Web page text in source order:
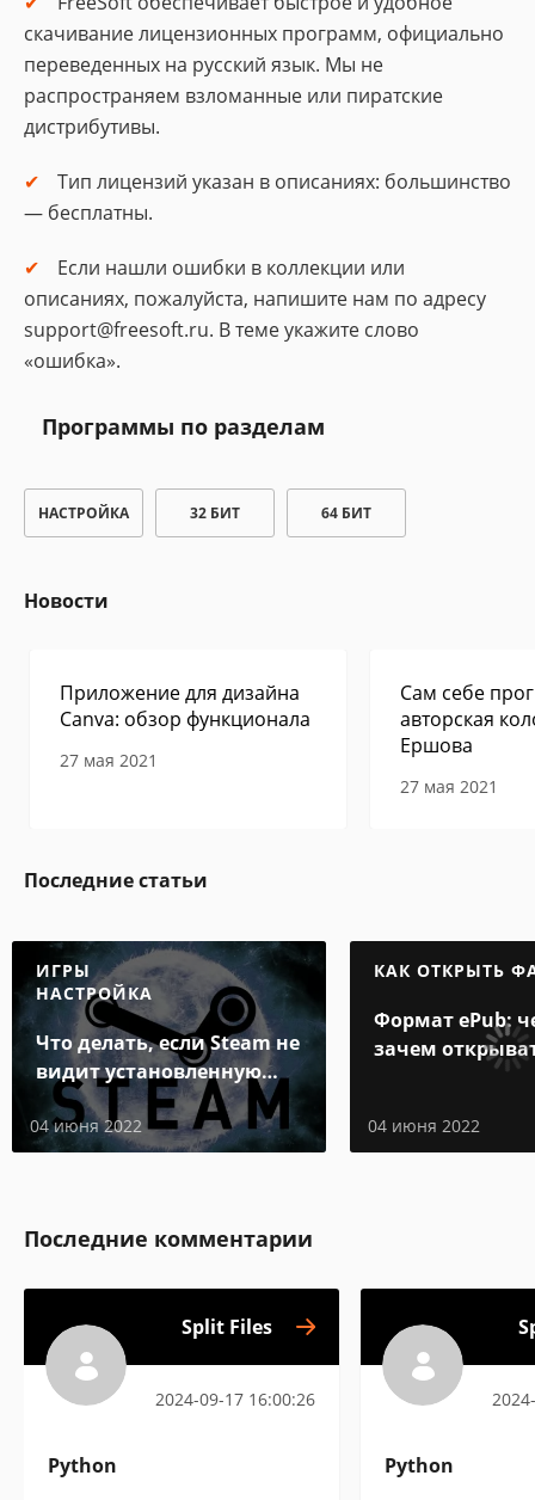
скачивание лицензионных программ, официально
переведенных на русский язык. Мы не
распространяем взломанные или пиратские
дистрибутивы.
Тип лицензий указан в описаниях: большинство
— бесплатны.
Если нашли ошибки в коллекции или
описаниях, пожалуйста, напишите нам по адресу
support@freesoft.ru. В теме укажите слово
«ошибка».
Программы по разделам
НАСТРОЙКА 32 БИТ 64 БИТ
Новости
Приложение для дизайна
Canva: обзор функционала
27 мая 2021
Сам себе
авторская
Ершова
27 мая 2021
Последние статьи
ИГРЫ
НАСТРОЙКА
Что делать, если Steam не
видит установленную
игру
04 июня 2022
КАК ОТКРЫТЬ
Формат ePub:
зачем
04 июня 2022
Последние комментарии
Split Files
2024-09-17 16:00:26
Python Python